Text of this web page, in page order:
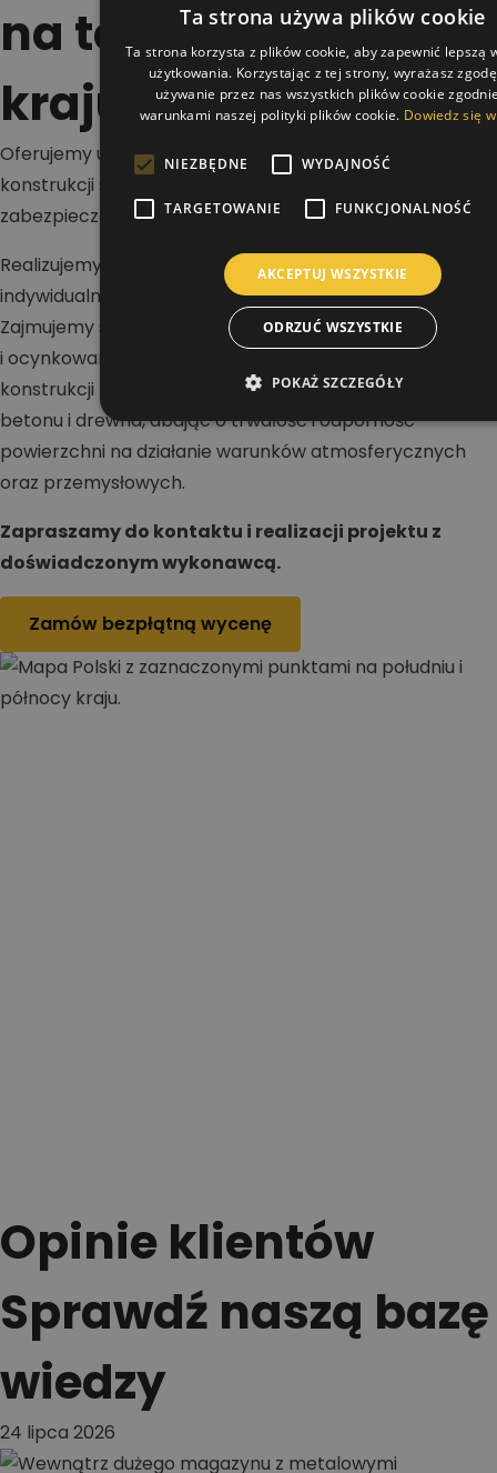
na terenie całego
kraju
Oferujemy usługi w zakresie malowania dachów,
konstrukcji stalowych i betonowych oraz wykonywania
zabezpieczeń antykorozyjnych i ogniochronnych.
Realizujemy projekty na terenie całej Polski dla klientów
indywidualnych, firm i inwestorów przemysłowych.
Zajmujemy się renowacją dachów stalowych, blaszanych
i ocynkowanych, a także malowaniem hal oraz
konstrukcji nośnych. Wykonujemy zabezpieczenia stali,
betonu i drewna, dbając o trwałość i odporność
powierzchni na działanie warunków atmosferycznych
oraz przemysłowych.
Zapraszamy do kontaktu i realizacji projektu z
doświadczonym wykonawcą.
Zamów bezpłątną wycenę
Opinie klientów
Sprawdź naszą bazę
wiedzy
24 lipca 2026
Ta strona używa plików cookie
Ta strona korzysta z plików cookie, aby zapewnić lepszą
użytkowania. Korzystając z tej strony, wyrażasz
używanie przez nas wszystkich plików cookie
warunkami naszej polityki plików cookie. Dowiedz się
NIEZBĘDNE WYDAJNOŚĆ
TARGETOWANIE FUNKCJONALNOŚĆ
AKCEPTUJ WSZYSTKIE
ODRZUĆ WSZYSTKIE
POKAŻ SZCZEGÓŁY